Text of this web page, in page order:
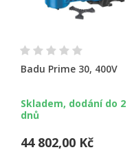
Badu Prime 30, 400V
Skladem, dodání do 2
dnů
44 802,00 Kč